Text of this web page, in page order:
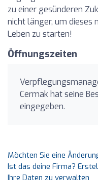
zu einer gesünderen
nicht länger, um dieses
Leben zu starten!
Öffnungszeiten
Cermak hat seine
eingegeben.
Möchten Sie eine
Ist das deine Firma?
Ihre Daten zu verwalten